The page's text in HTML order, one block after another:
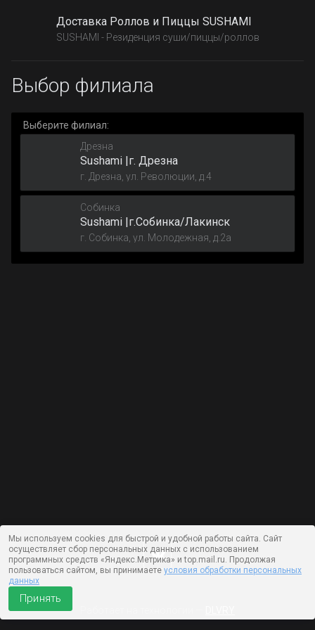
Доставка Роллов и Пиццы SUSHAMI
SUSHAMI - Резиденция суши/пиццы/роллов
Выбор филиала
Выберите филиал:
Дрезна
Sushami |г. Дрезна
г. Дрезна, ул. Революции, д.4
Собинка
Sushami |г.Собинка/Лакинск
г. Собинка, ул. Молодежная, д.2а
Мы используем cookies для быстрой и удобной работы сайта. Сайт
осуществляет сбор персональных данных с использованием
программных средств «Яндекс.Метрика» и top.mail.ru. Продолжая
пользоваться сайтом, вы принимаете условия обработки персональных
данных
Принять